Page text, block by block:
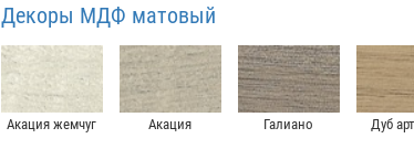
Декоры МДФ матовый
Акация жемчуг Акация Галиано Дуб